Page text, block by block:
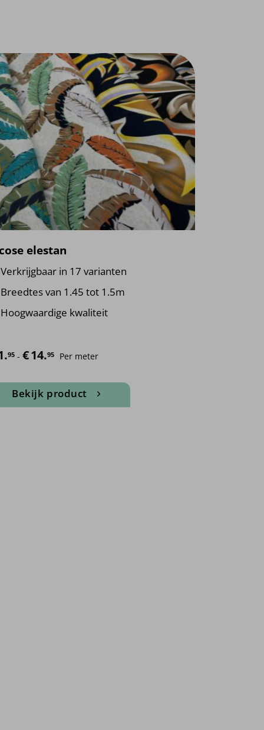
elestan
Verkrijgbaar in 17 varianten
Breedtes van 1.45 tot 1.5m
Hoogwaardige kwaliteit
95 - €14.95 Prijsklasse: €11.95 tot €14.95
Per meter
Bekijk product